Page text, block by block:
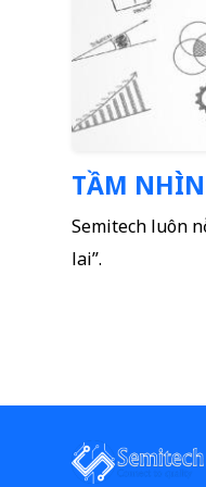
TẦM
Semitech luôn
lai”.